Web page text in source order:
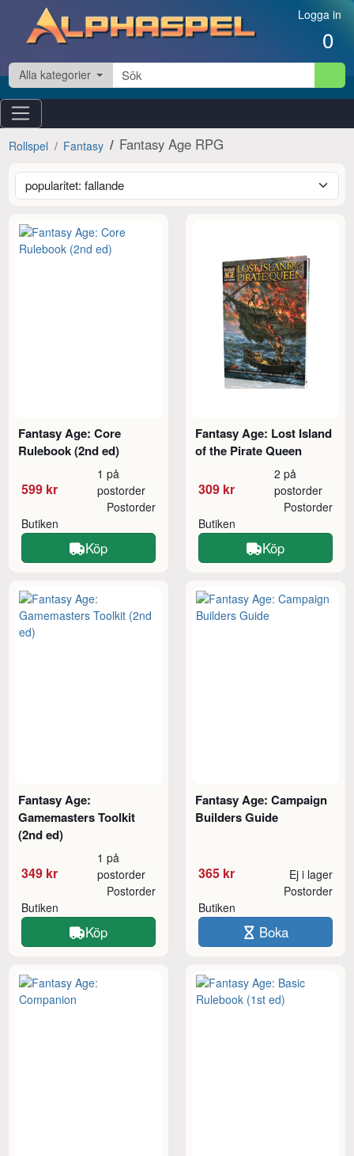
Hoppa till innehåll Logga in
0
Alla kategorier
Rollspel Fantasy Fantasy Age RPG
Fantasy Age: Core
Rulebook (2nd ed)
599 kr
1 på
postorder
Butiken
Postorder
Köp
Fantasy Age: Lost Island
of the Pirate Queen
309 kr
2 på
postorder
Butiken
Postorder
Köp
Fantasy Age:
Gamemasters Toolkit
(2nd ed)
349 kr
1 på
postorder
Butiken
Postorder
Köp
Fantasy Age: Campaign
Builders Guide
365 kr Ej i lager
Butiken
Postorder
Boka